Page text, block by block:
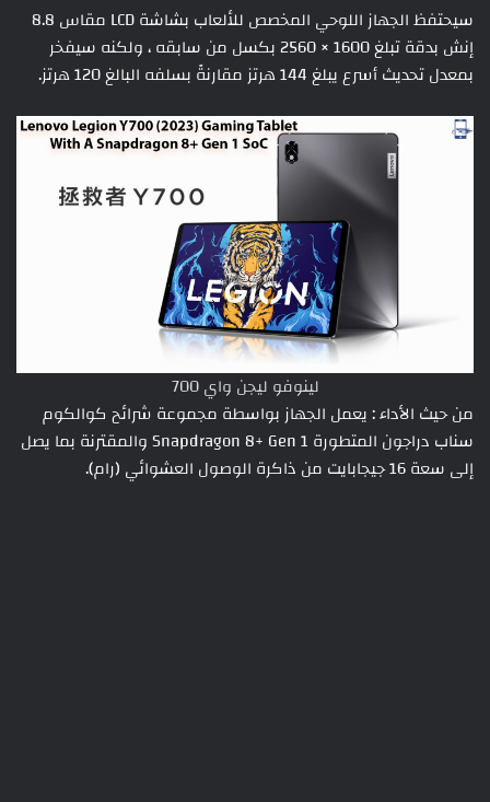
سيحتفظ الجهاز اللوحي المخصص للألعاب بشاشة LCD مقاس 8.8
إنش بدقة تبلغ 1600 × 2560 بكسل من سابقه ، ولكنه سيفخر
بمعدل تحديث أسرع يبلغ 144 هرتز مقارنةً بسلفه البالغ 120 هرتز.
لينوفو ليجن واي 700
من حيث الأداء : يعمل الجهاز بواسطة مجموعة شرائح كوالكوم
سناب دراجون المتطورة Snapdragon 8+ Gen 1 والمقترنة بما يصل
إلى سعة 16 جيجابايت من ذاكرة الوصول العشوائي (رام).